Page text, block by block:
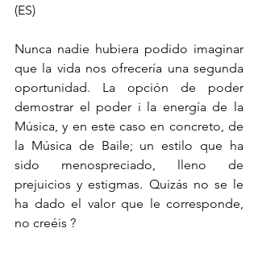
(ES)
Nunca nadie hubiera podido imaginar
que la vida nos ofrecería una segunda
oportunidad. La opción de poder
demostrar el poder i la energía de la
Música, y en este caso en concreto, de
la Música de Baile; un estilo que ha
sido menospreciado, lleno de
prejuicios y estigmas. Quizás no se le
ha dado el valor que le corresponde,
no creéis ?